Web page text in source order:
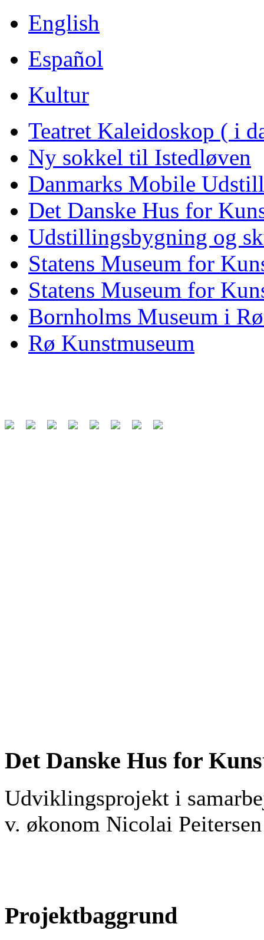
English
Español
Kultur
Teatret Kaleidoskop ( i
Ny sokkel til Istedløven
Danmarks Mobile
Det Danske Hus for
Udstillingsbygning og
Statens Museum for
Statens Museum for
Bornholms Museum i
Rø Kunstmuseum
Det Danske Hus for
Udviklingsprojekt i
v. økonom Nicolai Peitersen
Projektbaggrund